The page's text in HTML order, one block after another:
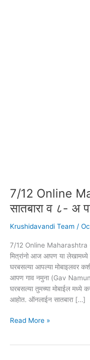
7/12 Online
सातबारा व ८- अ
Krushidavandi Team /
7/12 Online Maharashtra
मित्रांनो आज आपण या लेखामध्ये
घरबसल्या आपल्या मोबाइलवर
आपण गाव नमुना (Gav
घरबसल्या तुमच्या मोबाईल मध्ये
आहोत. ऑनलाईन सातबारा […]
7/12
Read More »